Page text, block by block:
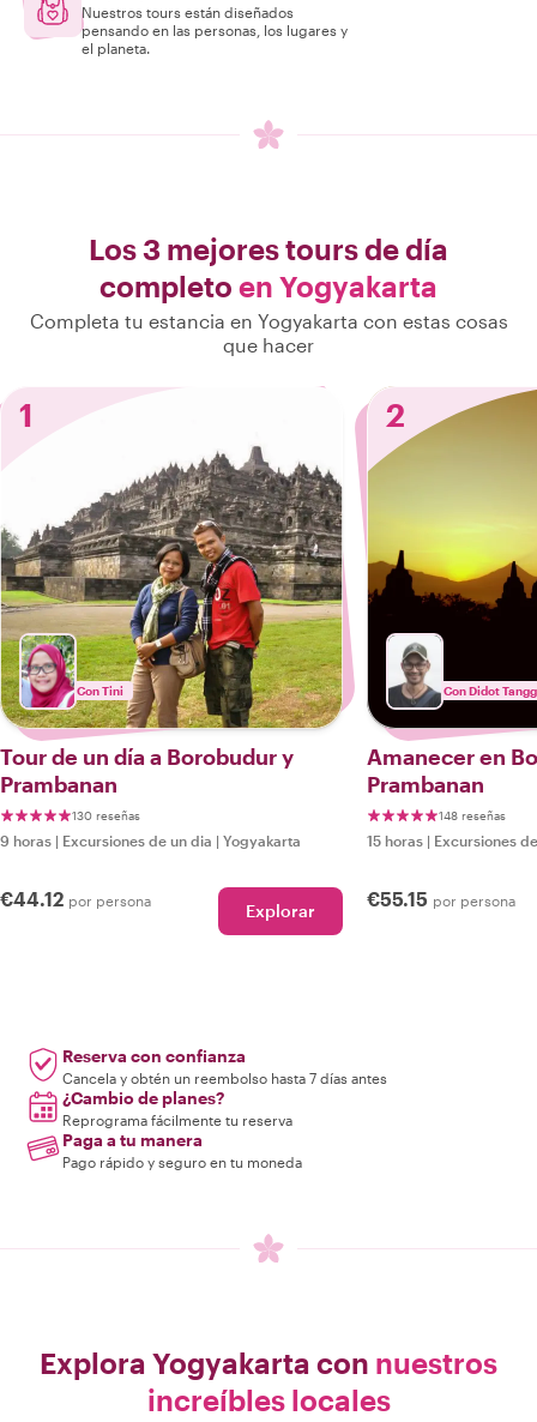
Nuestros tours están diseñados
pensando en las personas, los lugares y
el planeta.
Los 3 mejores tours de día
completo en Yogyakarta
Completa tu estancia en Yogyakarta con estas cosas
que hacer
1
Con Tini
Tour de un día a Borobudur y
Prambanan
130 reseñas
9 horas | Excursiones de un dia | Yogyakarta
€44.12 por persona Explorar
2
Con Didot
Amanecer en
Prambanan
148 reseñas
15 horas | Excursiones
€55.15 por persona
Reserva con confianza
Cancela y obtén un reembolso hasta 7 días antes
¿Cambio de planes?
Reprograma fácilmente tu reserva
Paga a tu manera
Pago rápido y seguro en tu moneda
Explora Yogyakarta con nuestros
increíbles locales